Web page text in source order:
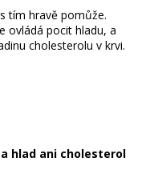
tím hravě pomůže.
ovládá pocit hladu, a
cholesterolu v krvi.
a hlad ani cholesterol